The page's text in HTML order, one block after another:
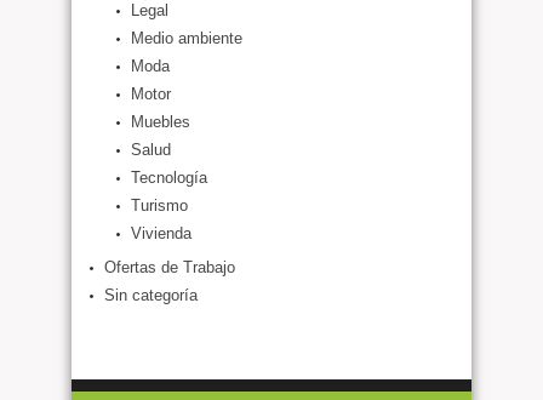
Legal
Medio ambiente
Moda
Motor
Muebles
Salud
Tecnología
Turismo
Vivienda
Ofertas de Trabajo
Sin categoría